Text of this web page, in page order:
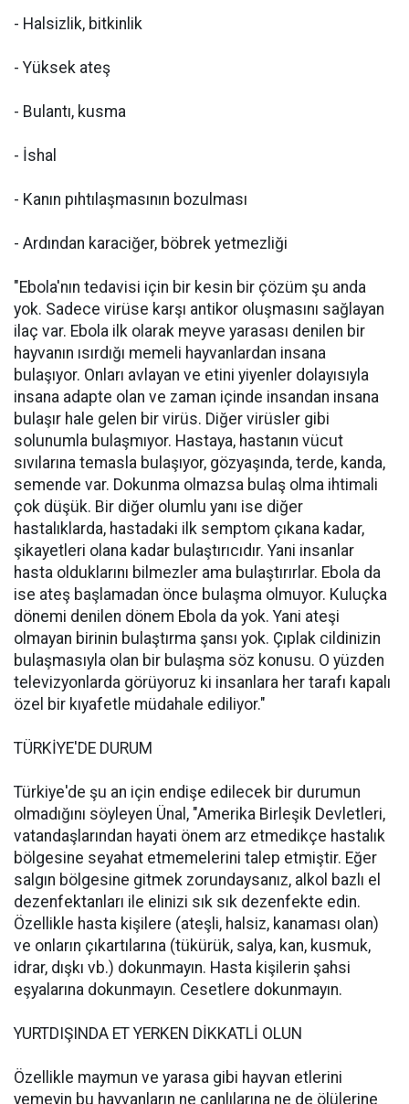
- Halsizlik, bitkinlik
- Yüksek ateş
- Bulantı, kusma
- İshal
- Kanın pıhtılaşmasının bozulması
- Ardından karaciğer, böbrek yetmezliği
"Ebola'nın tedavisi için bir kesin bir çözüm şu anda
yok. Sadece virüse karşı antikor oluşmasını sağlayan
ilaç var. Ebola ilk olarak meyve yarasası denilen bir
hayvanın ısırdığı memeli hayvanlardan insana
bulaşıyor. Onları avlayan ve etini yiyenler dolayısıyla
insana adapte olan ve zaman içinde insandan insana
bulaşır hale gelen bir virüs. Diğer virüsler gibi
solunumla bulaşmıyor. Hastaya, hastanın vücut
sıvılarına temasla bulaşıyor, gözyaşında, terde, kanda,
semende var. Dokunma olmazsa bulaş olma ihtimali
çok düşük. Bir diğer olumlu yanı ise diğer
hastalıklarda, hastadaki ilk semptom çıkana kadar,
şikayetleri olana kadar bulaştırıcıdır. Yani insanlar
hasta olduklarını bilmezler ama bulaştırırlar. Ebola da
ise ateş başlamadan önce bulaşma olmuyor. Kuluçka
dönemi denilen dönem Ebola da yok. Yani ateşi
olmayan birinin bulaştırma şansı yok. Çıplak cildinizin
bulaşmasıyla olan bir bulaşma söz konusu. O yüzden
televizyonlarda görüyoruz ki insanlara her tarafı kapalı
özel bir kıyafetle müdahale ediliyor."
TÜRKİYE'DE DURUM
Türkiye'de şu an için endişe edilecek bir durumun
olmadığını söyleyen Ünal, "Amerika Birleşik Devletleri,
vatandaşlarından hayati önem arz etmedikçe hastalık
bölgesine seyahat etmemelerini talep etmiştir. Eğer
salgın bölgesine gitmek zorundaysanız, alkol bazlı el
dezenfektanları ile elinizi sık sık dezenfekte edin.
Özellikle hasta kişilere (ateşli, halsiz, kanaması olan)
ve onların çıkartılarına (tükürük, salya, kan, kusmuk,
idrar, dışkı vb.) dokunmayın. Hasta kişilerin şahsi
eşyalarına dokunmayın. Cesetlere dokunmayın.
YURTDIŞINDA ET YERKEN DİKKATLİ OLUN
Özellikle maymun ve yarasa gibi hayvan etlerini
yemeyin bu hayvanların ne canlılarına ne de ölülerine